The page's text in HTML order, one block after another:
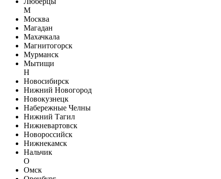
М
Москва
Магадан
Махачкала
Магнитогорск
Мурманск
Мытищи
Н
Новосибирск
Нижний Новогород
Новокузнецк
Набережные Челны
Нижний Тагил
Нижневартовск
Новороссийск
Нижнекамск
Нальчик
О
Омск